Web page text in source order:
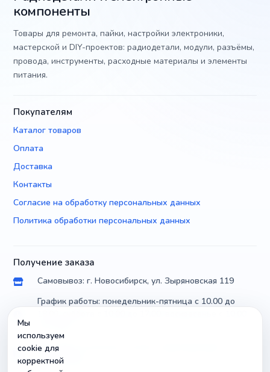
компоненты
Товары для ремонта, пайки, настройки электроники,
мастерской и DIY-проектов: радиодетали, модули, разъёмы,
провода, инструменты, расходные материалы и элементы
питания.
Покупателям
Каталог товаров
Оплата
Доставка
Контакты
Согласие на обработку персональных данных
Политика обработки персональных данных
Получение заказа
Самовывоз: г. Новосибирск, ул. Зыряновская 119
График работы: понедельник-пятница с 10.00 до
Доставка по России почтой и транспортными
компаниями
Мы
используем
cookie для
корректной